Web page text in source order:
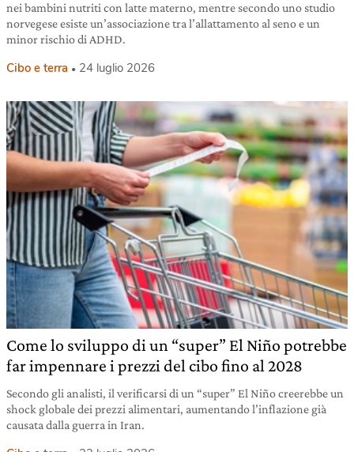
nei bambini nutriti con latte materno, mentre secondo uno studio
norvegese esiste un’associazione tra l’allattamento al seno e un
minor rischio di ADHD.
Cibo e terra 24 luglio 2026
Come lo sviluppo di un “super” El Niño potrebbe
far impennare i prezzi del cibo fino al 2028
Secondo gli analisti, il verificarsi di un “super” El Niño creerebbe un
shock globale dei prezzi alimentari, aumentando l’inflazione già
causata dalla guerra in Iran.